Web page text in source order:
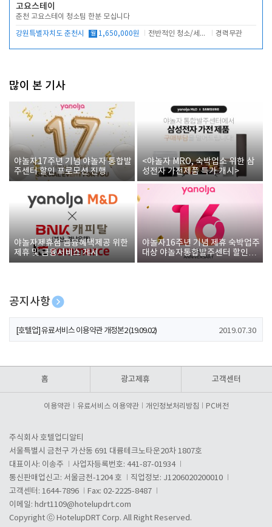
고요스테이
춘천 고요스테이 청소팀 한분 모십니다
강원특별자치도 춘천시 월 1,650,000원 전반적인 청소/세탁업무 경력무관
많이 본 기사
야놀자17주년 기념 야놀자 통합발
주센터 할인 프로모션 진행
<야놀자 MRO, 숙박업소 위한 삼
성전자 가전제품 특가 개시>
야놀자제휴점 금융혜택제공 위한
제휴 및 금융서비스 게시
야놀자16주년 기념 제휴 숙박업주
대상 야놀자통합발주센터 할인쿠
폰 증정
공지사항
[호텔업] 개인정보 처리방침 개정본1 (19.09.02)
[호텔업] 유료서비스 이용약관 개정본2 (19.09.02) 2019.07.30
홈 광고제휴 고객센터
이용약관 유료서비스 이용약관 개인정보처리방침 PC버전
주식회사 호텔업디알티
서울특별시 금천구 가산동 691 대륭테크노타운20차 1807호
대표이사: 이송주
사업자등록번호: 441-87-01934
통신판매업신고: 서울금천-1204 호
직업정보: J1206020200010
고객센터: 1644-7896
Fax: 02-2225-8487
이메일: hdrt1109@hotelupdrt.com
Copyright ⓒ HotelupDRT Corp. All Right Reserved.